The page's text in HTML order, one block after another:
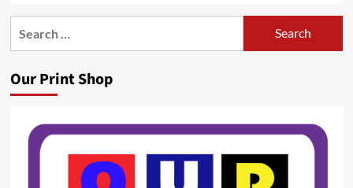
Our Print Shop